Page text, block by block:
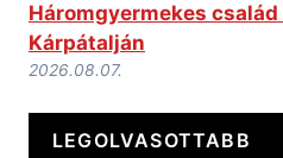
Háromgyermekes
Kárpátalján
2026.08.07.
LEGOLVASOTTABB